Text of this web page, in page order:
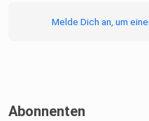
Melde Dich an, um
Abonnenten